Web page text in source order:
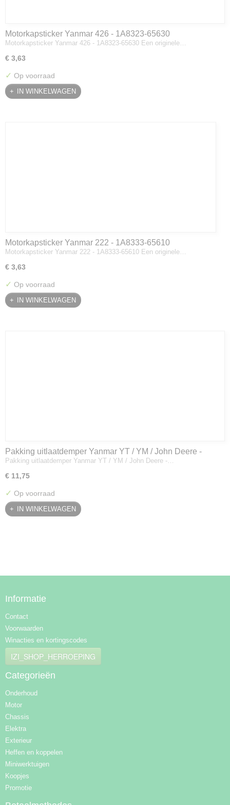
Motorkapsticker Yanmar 426 - 1A8323-65630
Motorkapsticker Yanmar 426 - 1A8323-65630 Een originele…
€ 3,63
✓ Op voorraad
IN WINKELWAGEN
Motorkapsticker Yanmar 222 - 1A8333-65610
Motorkapsticker Yanmar 222 - 1A8333-65610 Een originele…
€ 3,63
✓ Op voorraad
IN WINKELWAGEN
Pakking uitlaatdemper Yanmar YT / YM / John Deere -
128300-13230
Pakking uitlaatdemper Yanmar YT / YM / John Deere -…
€ 11,75
✓ Op voorraad
IN WINKELWAGEN
Informatie
Contact
Voorwaarden
Winacties en kortingscodes
IZI_SHOP_HERROEPING
Categorieën
Onderhoud
Motor
Chassis
Elektra
Exterieur
Heffen en koppelen
Miniwerktuigen
Koopjes
Promotie